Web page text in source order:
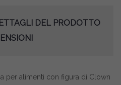
DEL PRODOTTO
per alimenti con figura di Clown